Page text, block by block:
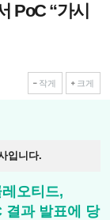
PoC “가시
작게 크게
입니다.
오티드,
결과 발표에 당